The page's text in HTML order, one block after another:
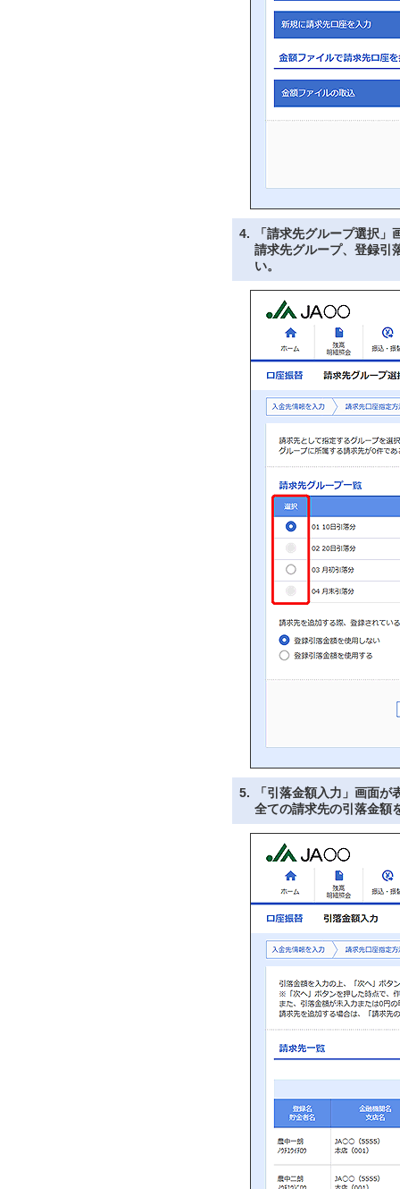
4.
「請求先グループ選択
請求先グループ、登録引
い。
5.
「引落金額入力」画面が
全ての請求先の引落金額